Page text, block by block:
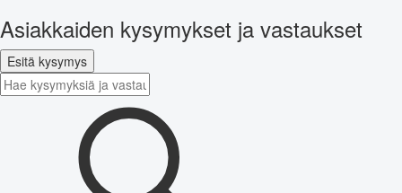
Asiakkaiden kysymykset ja vastaukset
Esitä kysymys